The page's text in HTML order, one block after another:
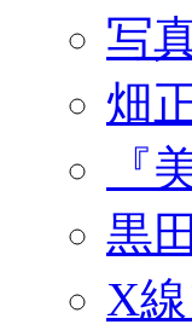
写
畑
『
黒
X